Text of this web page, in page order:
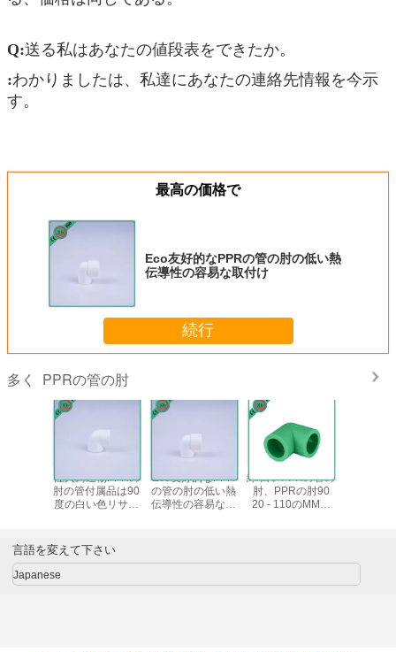
Q:送る私はあなたの値段表をできたか。
:わかりましたは、私達にあなたの連絡先情報を今示
す。
最高の価格で
Eco友好的なPPRの管の肘の低い熱
伝導性の容易な取付け
続行
多く PPRの管の肘
注入鋳造物PPRの
肘の管付属品は90
度の白い色リサイ
Eco友好的なPPR
の管の肘の低い熱
伝導性の容易な取
緑/白いPPRの管の
肘、PPRの肘90
20 - 110のMMの
言語を変えて下さい
Japanese